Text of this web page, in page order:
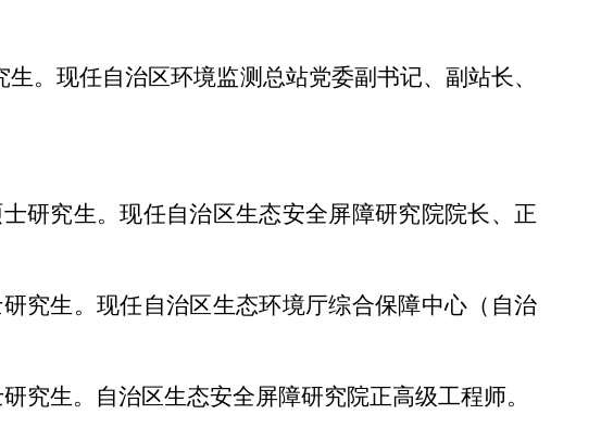
。现任自治区环境监测总站党委副书记、副站长、
研究生。现任自治区生态安全屏障研究院院长、正
究生。现任自治区生态环境厅综合保障中心（自治
究生。自治区生态安全屏障研究院正高级工程师。